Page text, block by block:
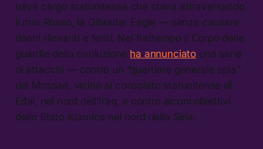
nave cargo statunitense che stava attraversando
il mar Rosso, la Gibraltar Eagle — senza causare
danni rilevanti e feriti. Nel frattempo il Corpo delle
guardie della rivoluzione ha annunciato una serie
di attacchi — contro un “quartiere generale spia”
del Mossad, vicino al consolato statunitense di
Erbil, nel nord dell’Iraq, e contro alcuni obiettivi
dello Stato islamico nel nord della Siria.